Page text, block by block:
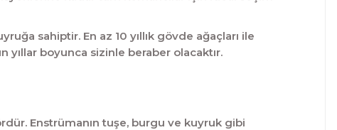
sahiptir. En az 10 yıllık gövde ağaçları ile
boyunca sizinle beraber olacaktır.
Enstrümanın tuşe, burgu ve kuyruk gibi